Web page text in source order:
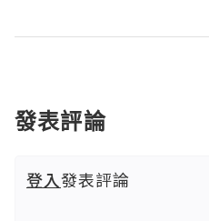
發表評論
登入發表評論